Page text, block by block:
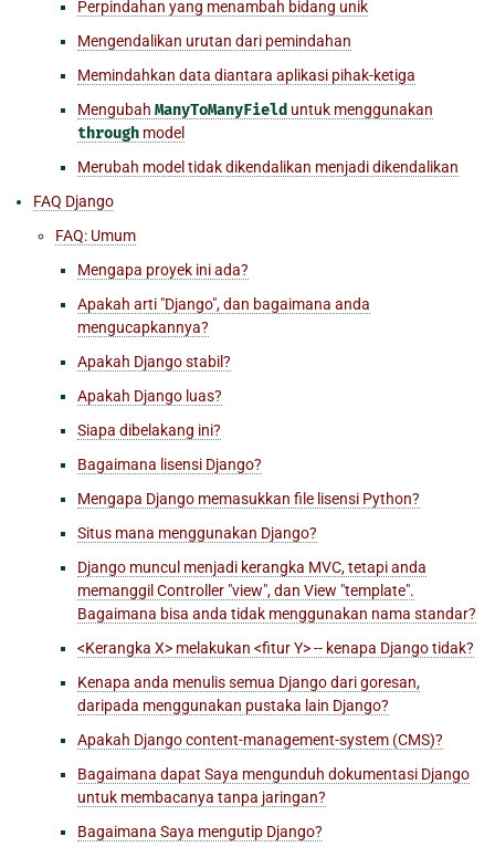
Perpindahan yang menambah bidang unik
Mengendalikan urutan dari pemindahan
Memindahkan data diantara aplikasi pihak-ketiga
Mengubah ManyToManyField untuk menggunakan
through model
Merubah model tidak dikendalikan menjadi dikendalikan
FAQ Django
FAQ: Umum
Mengapa proyek ini ada?
Apakah arti "Django", dan bagaimana anda
mengucapkannya?
Apakah Django stabil?
Apakah Django luas?
Siapa dibelakang ini?
Bagaimana lisensi Django?
Mengapa Django memasukkan file lisensi Python?
Situs mana menggunakan Django?
Django muncul menjadi kerangka MVC, tetapi anda
memanggil Controller "view", dan View "template".
Bagaimana bisa anda tidak menggunakan nama standar?
<Kerangka X> melakukan <fitur Y> -- kenapa Django tidak?
Kenapa anda menulis semua Django dari goresan,
daripada menggunakan pustaka lain Django?
Apakah Django content-management-system (CMS)?
Bagaimana dapat Saya mengunduh dokumentasi Django
untuk membacanya tanpa jaringan?
Bagaimana Saya mengutip Django?